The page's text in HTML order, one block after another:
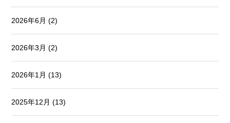
2026年6月(2)
2026年3月(2)
2026年1月(13)
2025年12月(13)